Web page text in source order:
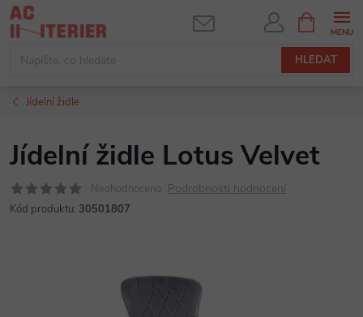
Přejít
na
HLEDAT
NÁKUPNÍ
KOŠÍK
Jídelní židle
Jídelní židle Lotus Velvet
Neohodnoceno Podrobnosti hodnocení
Kód produktu: 30501807